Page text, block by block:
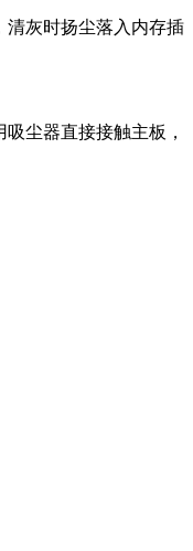
清灰时扬尘落入内存插
尘器直接接触主板，